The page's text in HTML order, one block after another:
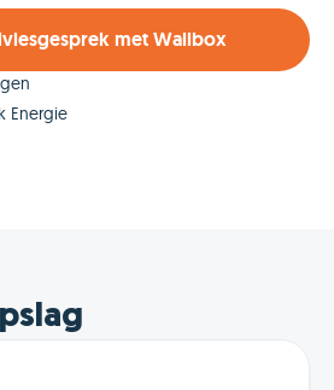
met Wallbox
Energie